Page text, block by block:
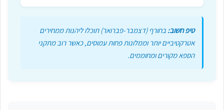
טיפ חשוב: בחורף (דצמבר-פברואר) תוכלו ליהנות ממחירים
אטרקטיביים יותר וממלונות פחות עמוסים, כאשר רוב מתקני
הספא מקורים ומחוממים.